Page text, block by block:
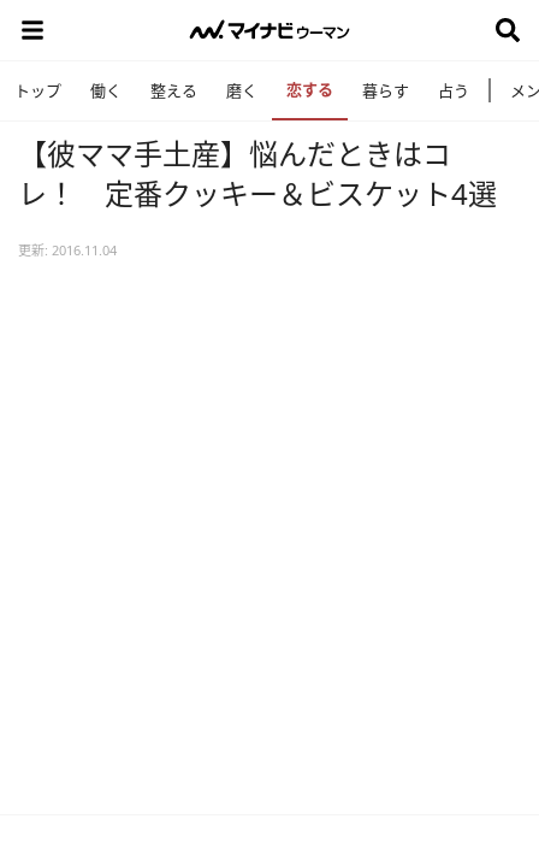
トップ 働く 整える 磨く 恋する 暮らす 占う メ
【彼ママ手土産】悩んだときはコ
レ！ 定番クッキー＆ビスケット4選
更新: 2016.11.04